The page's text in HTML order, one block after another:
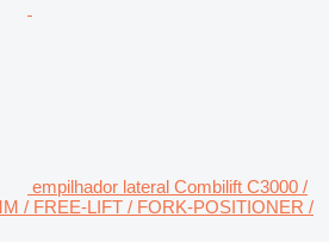
empilhador lateral Combilift C3000 /
/ FREE-LIFT / FORK-POSITIONER /